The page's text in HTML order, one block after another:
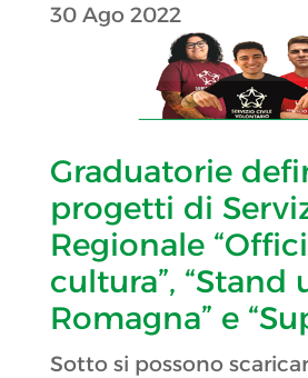
30 Ago 2022
Graduatorie
progetti di
Regionale
cultura”, “Stand
Romagna” e
Sotto si possono